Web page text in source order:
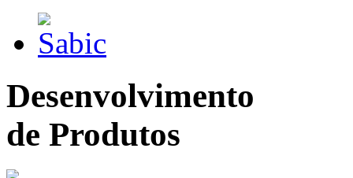
Desenvolvimento
de Produtos